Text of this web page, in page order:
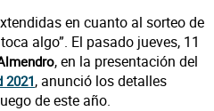
en cuanto al sorteo de
algo”. El pasado jueves, 11
, en la presentación del
2021, anunció los detalles
de este año.